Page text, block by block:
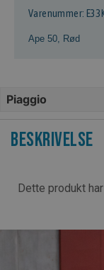
Varenummer:
Ape 50 Rød
Piaggio
Beskrivelse
Dette produkt